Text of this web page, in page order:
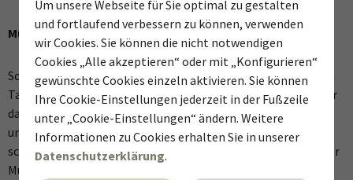
Um unsere Webseite für Sie optimal zu gestalten
und fortlaufend verbessern zu können, verwenden
wir Cookies. Sie können die nicht notwendigen
Cookies „Alle akzeptieren“ oder mit „Konfigurieren“
gewünschte Cookies einzeln aktivieren. Sie können
Ihre Cookie-Einstellungen jederzeit in der Fußzeile
unter „Cookie-Einstellungen“ ändern. Weitere
Informationen zu Cookies erhalten Sie in unserer
Datenschutzerklärung.
Mundgeruch (Halitosis)
Schätzungsweise 25 % aller Menschen leiden zu bestimmten
Tageszeiten an Mundgeruch, wobei ältere Menschen häufiger
davon betroffen sind als jüngere. Mundgeruch kann viele
unterschiedliche Ursachen haben. In 85 % bis 90 % aller Fälle
scheint jedoch eine bakterielle Zersetzung der Nahrung in der
Mundhöhle die Ursache für Halitosis zu sein. Bei der